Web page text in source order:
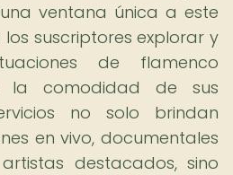
ventana única a este
suscriptores explorar y
de flamenco
la comodidad de sus
no solo brindan
en vivo, documentales
destacados, sino